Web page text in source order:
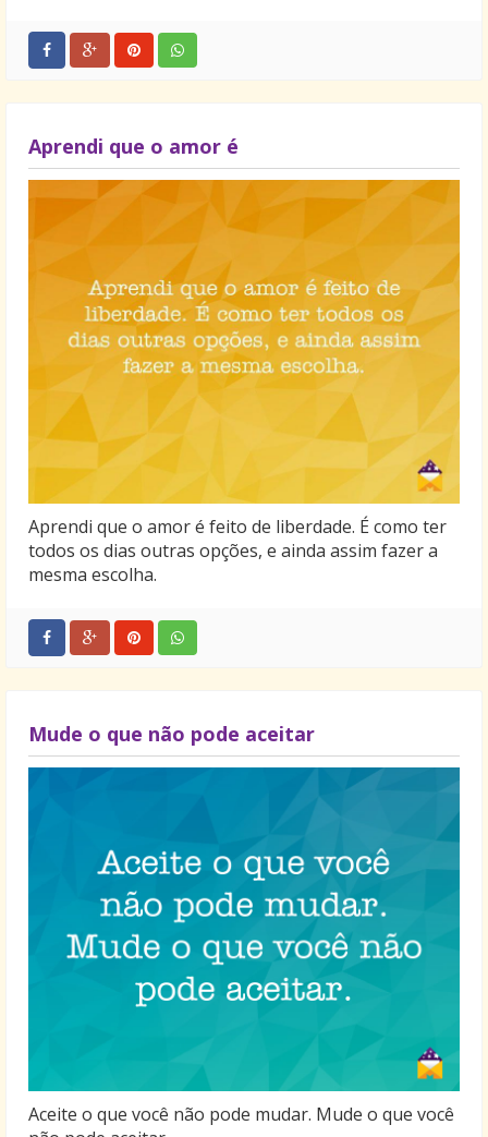
Aprendi que o amor é
Aprendi que o amor é feito de liberdade. É como ter
todos os dias outras opções, e ainda assim fazer a
mesma escolha.
Mude o que não pode aceitar
Aceite o que você não pode mudar. Mude o que você